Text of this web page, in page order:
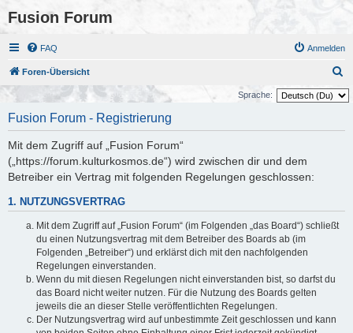
Fusion Forum
FAQ Anmelden
Foren-Übersicht
u
Sprache:
Fusion Forum - Registrierung
Mit dem Zugriff auf „Fusion Forum“
(„https://forum.kulturkosmos.de“) wird zwischen dir und dem
Betreiber ein Vertrag mit folgenden Regelungen geschlossen:
1. NUTZUNGSVERTRAG
Mit dem Zugriff auf „Fusion Forum“ (im Folgenden „das Board“) schließt
du einen Nutzungsvertrag mit dem Betreiber des Boards ab (im
Folgenden „Betreiber“) und erklärst dich mit den nachfolgenden
Regelungen einverstanden.
Wenn du mit diesen Regelungen nicht einverstanden bist, so darfst du
das Board nicht weiter nutzen. Für die Nutzung des Boards gelten
jeweils die an dieser Stelle veröffentlichten Regelungen.
Der Nutzungsvertrag wird auf unbestimmte Zeit geschlossen und kann